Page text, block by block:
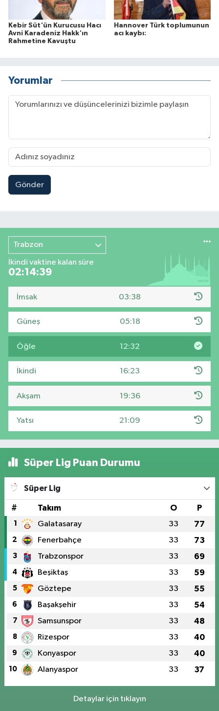
Kebir Süt'ün Kurucusu Hacı
Avni Karadeniz Hakk'ın
Rahmetine Kavuştu
Hannover Türk toplumunun
acı kaybı:
Yorumlar
Gönder
Trabzon
İkindi vaktine kalan süre
02:14:38
İmsak 03:38
Güneş 05:18
Öğle 12:32
İkindi 16:23
Akşam 19:36
Yatsı 21:09
Süper Lig Puan Durumu
Süper Lig
# Takım O P
1 Galatasaray 33 77
2 Fenerbahçe 33 73
3 Trabzonspor 33 69
4 Beşiktaş 33 59
5 Göztepe 33 55
6 Başakşehir 33 54
7 Samsunspor 33 48
8 Rizespor 33 40
9 Konyaspor 33 40
10 Alanyaspor 33 37
Detaylar için tıklayın